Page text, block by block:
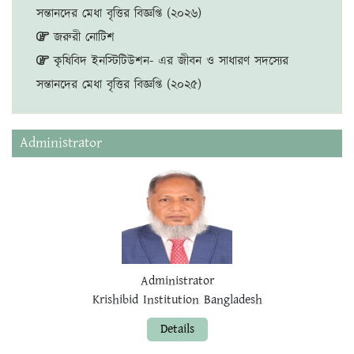
সন্তানদের মেধা বৃত্তির বিজ্ঞপ্তি (২০২৬)
জরুরী নোটিশ
কৃষিবিদ ইনস্টিটিউশন- এর জীবন ও সাধারণ সদস্যের
সন্তানদের মেধা বৃত্তির বিজ্ঞপ্তি (২০২৫)
Administrator
Administrator
Krishibid Institution Bangladesh
Details